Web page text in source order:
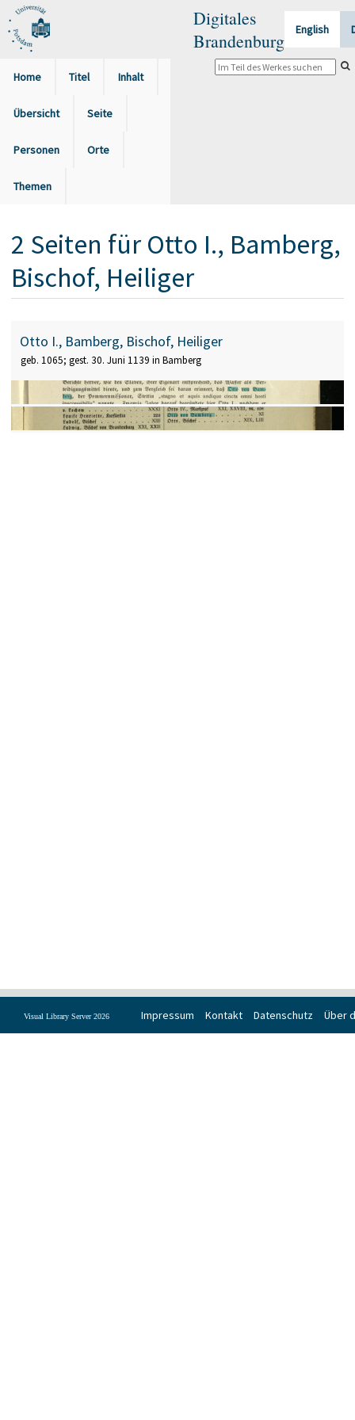
Digitales
Brandenburg
English
Home Titel Inhalt
Übersicht Seite
Personen Orte
Themen
2 Seiten fürOtto I., Bamberg,
Bischof, Heiliger
Otto I., Bamberg, Bischof, Heiliger
geb. 1065; gest. 30. Juni 1139 in Bamberg
Impressum Kontakt Datenschutz Über
Visual Library Server 2026